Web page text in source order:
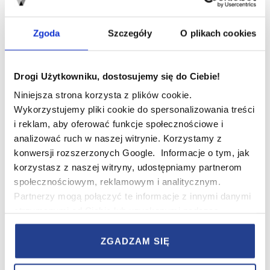
Zgoda Szczegóły O plikach cookies
Drogi Użytkowniku, dostosujemy się do Ciebie!
Niniejsza strona korzysta z plików cookie.
Wykorzystujemy pliki cookie do spersonalizowania treści
i reklam, aby oferować funkcje społecznościowe i
analizować ruch w naszej witrynie. Korzystamy z
konwersji rozszerzonych Google. Informacje o tym, jak
korzystasz z naszej witryny, udostępniamy partnerom
społecznościowym, reklamowym i analitycznym.
Partnerzy mogą połączyć te informacje z innymi danymi
korzystania z ich usług.
ZGADZAM SIĘ
Fot. Modne Podłogi
Jodełka klasyczna, francuska, a może…
węgierska?
Jodełka – jak widać – niejedno ma imię. Warto więc
dowiedzieć się, na czym polegają różnice w wyglądzie
poszczególnych wzorów. Jodełka klasyczna to wzór
podłogi złożonej zazwyczaj z niewielkich elementów
połączonych pod kątem 90 stopni. Wzór ten najbardziej
kojarzy się z tradycyjnym parkietem. Nie wymaga od
montażysty dokładnego docinania poszczególnych